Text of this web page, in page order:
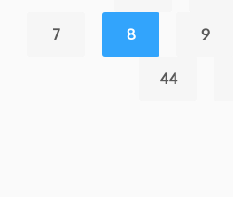
7 8 9
44